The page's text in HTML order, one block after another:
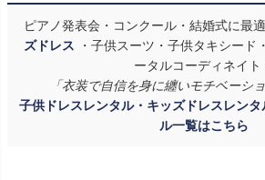
ピアノ発表会・コンクール・結婚式に最
ズドレス
・子供スーツ・子供タキシード
ータルコーディネイト
「衣装で自信を身に纏いモチベ
子供ドレスレンタル・キッズドレスレン
ル一覧はこちら